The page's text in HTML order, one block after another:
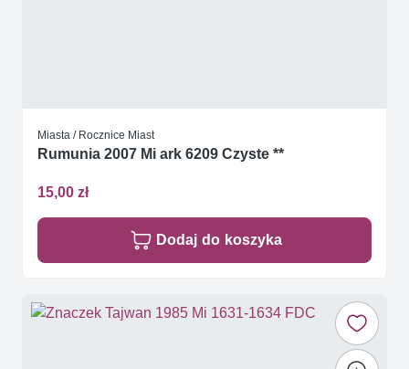
Miasta / Rocznice Miast
Rumunia 2007 Mi ark 6209 Czyste **
15,00 zł
Dodaj do koszyka